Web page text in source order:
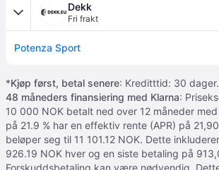
Dekk
Fri frakt
Potenza Sport
*Kjøp først, betal senere: Kreditttid: 30
48 måneders finansiering med Klarna:
10 000 NOK betalt ned over 12 måneder
på 21.9 % har en effektiv rente (APR) på
beløper seg til 11 101.12 NOK. Dette
926.19 NOK hver og en siste betaling på
Forskuddsbetaling kan være nødvendig.